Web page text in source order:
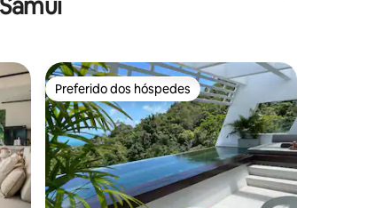
Preferido dos hóspedes
Preferido dos hóspedes